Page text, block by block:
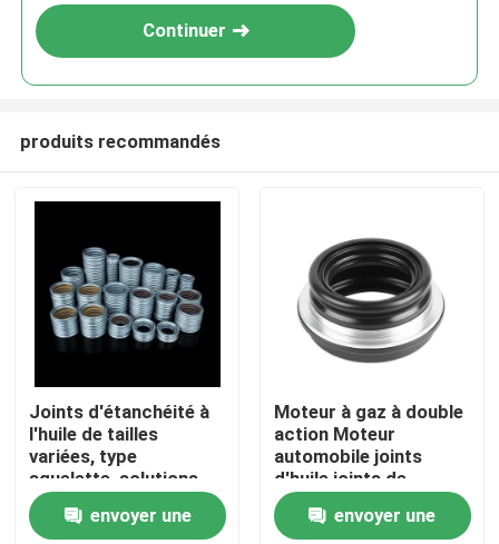
Produits
Vidéos
Continuer
produits recommandés
Joints d'étanchéité à
l'huile de tailles
variées, type
squelette, solutions
ODM personnalisables
pour l'étanchéité des
envoyer une
Moteur à gaz à double
action Moteur
automobile joints
d'huile joints de
moteur Conçus pour
minimiser les fuites
envoyer une